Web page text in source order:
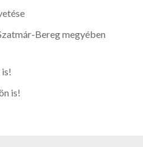
Bereg megyében
is!